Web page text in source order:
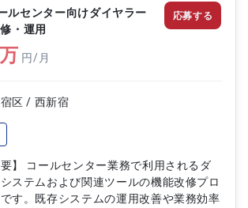
および機能改修 ・データベース連携機
実装、保守対応 ・単体テスト、結合テ
および結果検証 ・既存システムの保守
障害対応 ・ユーザーからの問い合わせ
応 ・各種設計書、運用手順書などのド
ルセンター向けダイヤラー
・運用
万 円/月
区 / 西新宿
要】 コールセンター業務で利用されるダ
ステムおよび関連ツールの機能改修プロ
す。既存システムの運用改善や業務効率
応募する